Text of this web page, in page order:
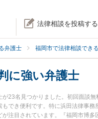
法律相談を投稿する
弁護士 福岡市で法律相談でき
に強い弁護士
23名見つかりました。初回面談
でき便利です。特に浜田法律事
注目されています。『福岡市博